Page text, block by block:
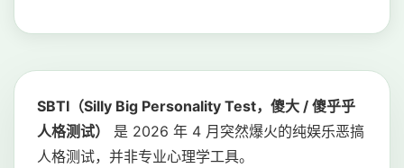
SBTI（Silly Big Personality Test，傻大 / 傻乎乎
人格测试）
是 2026 年 4 月突然爆火的纯娱乐恶搞
人格测试，并非专业心理学工具。